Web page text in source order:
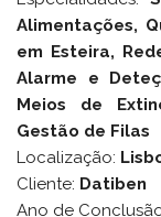
Alimentações,
em Esteira,
Alarme e
Meios de
Gestão de Filas
Localização:
Cliente: Datiben
Ano de